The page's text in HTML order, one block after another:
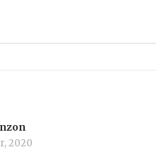
2020